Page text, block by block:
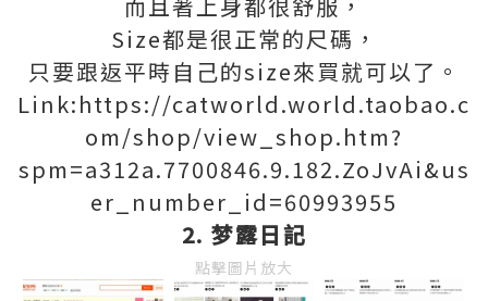
Size都是很正常的尺碼，
只要跟返平時自己的size來買就可以了。
Link:https://catworld.world.taobao.c
om/shop/view_shop.htm?
spm=a312a.7700846.9.182.ZoJvAi&us
er_number_id=60993955
2. 梦露日記
點擊圖片放大